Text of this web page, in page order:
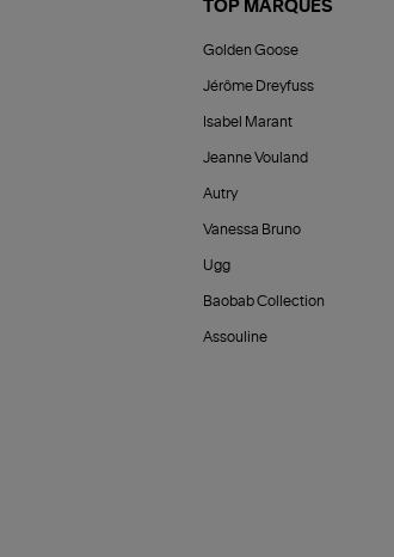
TOP MARQUES
Golden Goose
Jérôme Dreyfuss
Isabel Marant
Jeanne Vouland
Autry
Vanessa Bruno
Ugg
Baobab Collection
Assouline